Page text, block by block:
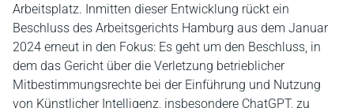
Arbeitsplatz. Inmitten dieser Entwicklung rückt ein
Beschluss des Arbeitsgerichts Hamburg aus dem Januar
2024 erneut in den Fokus: Es geht um den Beschluss, in
dem das Gericht über die Verletzung betrieblicher
Mitbestimmungsrechte bei der Einführung und Nutzung
von Künstlicher Intelligenz, insbesondere ChatGPT, zu